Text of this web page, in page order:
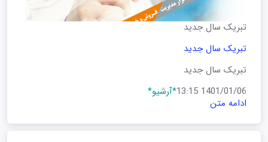
تبریک سال جدید
تبریک سال جدید
تبریک سال جدید
1401/01/06 13:15
*آرشیو*
ادامه متن